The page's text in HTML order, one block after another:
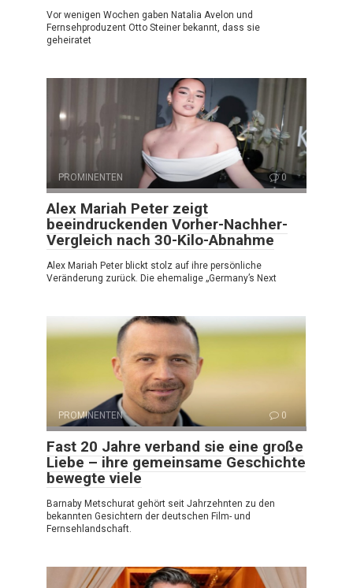
Vor wenigen Wochen gaben Natalia Avelon und
Fernsehproduzent Otto Steiner bekannt, dass sie
geheiratet
PROMINENTEN 0
Alex Mariah Peter zeigt
beeindruckenden Vorher-Nachher-
Vergleich nach 30-Kilo-Abnahme
Alex Mariah Peter blickt stolz auf ihre persönliche
Veränderung zurück. Die ehemalige „Germany’s Next
PROMINENTEN 0
Fast 20 Jahre verband sie eine große
Liebe – ihre gemeinsame Geschichte
bewegte viele
Barnaby Metschurat gehört seit Jahrzehnten zu den
bekannten Gesichtern der deutschen Film- und
Fernsehlandschaft.